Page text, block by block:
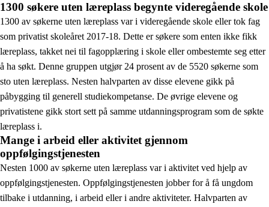
1300 søkere uten læreplass begynte videregående skole
1300 av søkerne uten læreplass var i videregående skole eller tok fag
som privatist skoleåret 2017-18. Dette er søkere som enten ikke fikk
læreplass, takket nei til fagopplæring i skole eller ombestemte seg etter
å ha søkt. Denne gruppen utgjør 24 prosent av de 5520 søkerne som
sto uten læreplass. Nesten halvparten av disse elevene gikk på
påbygging til generell studiekompetanse. De øvrige elevene og
privatistene gikk stort sett på samme utdanningsprogram som de søkte
læreplass i.
Mange i arbeid eller aktivitet gjennom
oppfølgingstjenesten
Nesten 1000 av søkerne uten læreplass var i aktivitet ved hjelp av
oppfølgingstjenesten. Oppfølgingstjenesten jobber for å få ungdom
tilbake i utdanning, i arbeid eller i andre aktiviteter. Halvparten av